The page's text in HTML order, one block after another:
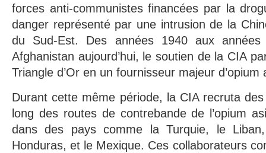
forces anti-communistes financées par la
danger représenté par une intrusion de la
du Sud-Est. Des années 1940 aux
Afghanistan aujourd’hui, le soutien de la CIA
Triangle d’Or en un fournisseur majeur
Durant cette même période, la CIA recruta
long des routes de contrebande de l’opium
dans des pays comme la Turquie, le
Honduras, et le Mexique. Ces collaborateurs